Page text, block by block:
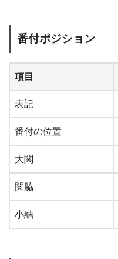
番付ポジション
項目
表記
番付の位置
大関
関脇
小結